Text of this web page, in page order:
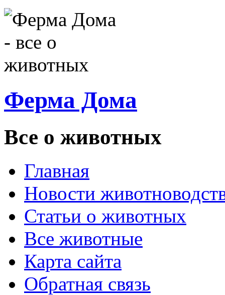
Ферма Дома
Все о животных
Главная
Новости
Статьи о животных
Все животные
Карта сайта
Обратная связь